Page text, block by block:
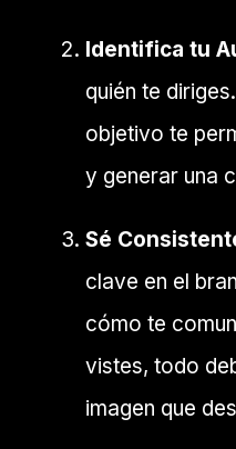
Identifica tu
quién te
objetivo te
y generar una
Sé
clave en el
cómo te
vistes, todo
imagen que